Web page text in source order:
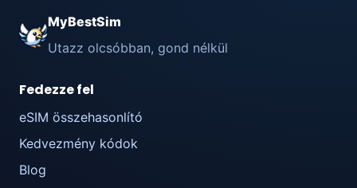
MyBestSim
Utazz olcsóbban, gond nélkül
Fedezze fel
eSIM összehasonlító
Kedvezmény kódok
Blog